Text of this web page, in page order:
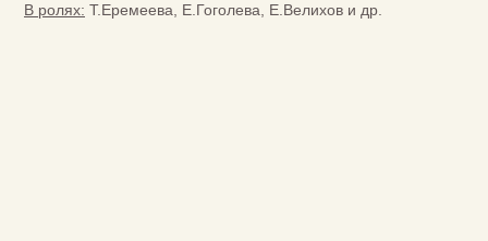
В ролях: Т.Еремеева, Е.Гоголева, Е.Велихов и др.